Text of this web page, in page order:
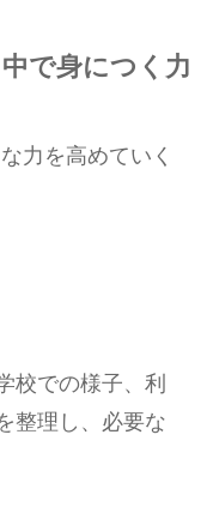
で身につく力
力を高めていく
校での様子、利
整理し、必要な